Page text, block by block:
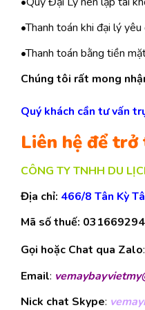
•Thanh toán khi đại lý
•Thanh toán bằng tiền
Chúng tôi rất mong
Quý khách cần tư vấn
Liên hệ để
CÔNG TY TNHH DU
Địa chỉ: 466/8 Tân Kỳ
Mã số thuế:
Gọi hoặc Chat qua Zalo:
Email:
Nick chat Skype: